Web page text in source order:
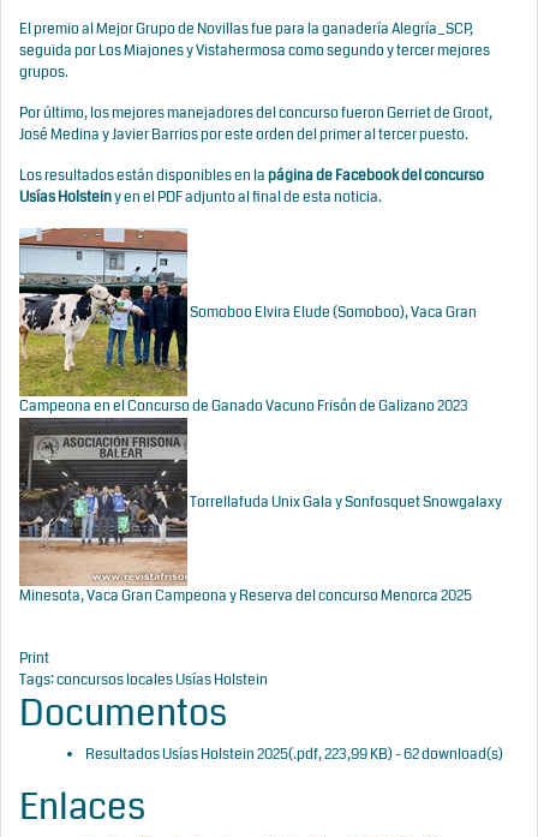
El premio al Mejor Grupo de Novillas fue para la ganadería Alegría_SCP,
seguida por Los Miajones y Vistahermosa como segundo y tercer mejores
grupos.
Por último, los mejores manejadores del concurso fueron Gerriet de Groot,
José Medina y Javier Barrios por este orden del primer al tercer puesto.
Los resultados están disponibles en lapágina de Facebook del concurso
Usías Holsteiny en el PDF adjunto al final de esta noticia.
Somoboo Elvira Elude (Somoboo), Vaca Gran
Campeona en el Concurso de Ganado Vacuno Frisón de Galizano 2023
Torrellafuda Unix Gala y Sonfosquet Snowgalaxy
Minesota, Vaca Gran Campeona y Reserva del concurso Menorca 2025
Print
Tags:concursos localesUsías Holstein
Documentos
Resultados Usías Holstein 2025(.pdf,223,99 KB) - 62 download(s)
Enlaces